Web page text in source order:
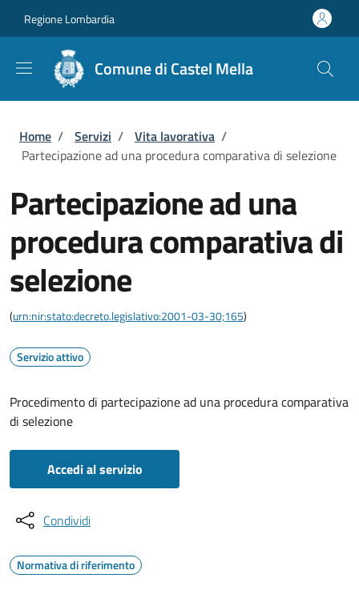
Regione Lombardia
Comune di Castel Mella
Briciole di pane
Home / Servizi / Vita lavorativa /
Partecipazione ad una procedura comparativa di selezione
Partecipazione ad una
procedura comparativa di
selezione
(urn:nir:stato:decreto.legislativo:2001-03-30;165)
Servizio attivo
Procedimento di partecipazione ad una procedura comparativa
di selezione
Accedi al servizio
Condividi
Normativa di riferimento